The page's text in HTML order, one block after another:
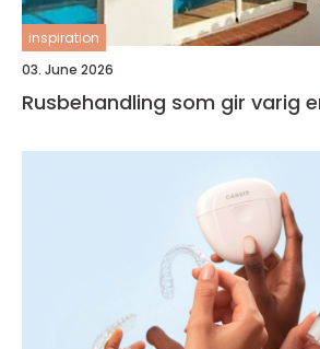
inspiration
03. June 2026
Rusbehandling som gir varig